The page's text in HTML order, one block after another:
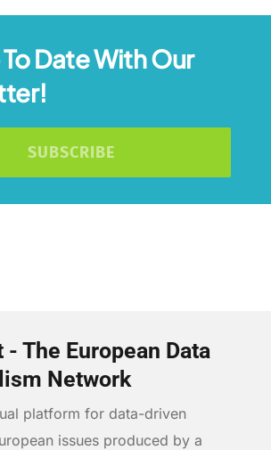
Date With Our
SUBSCRIBE
- The European Data
Network
platform for data-driven
issues produced by a